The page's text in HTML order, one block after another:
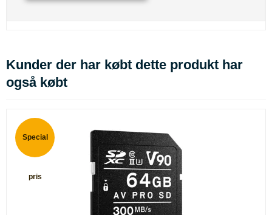
Kunder der har købt dette produkt har
også købt
Special
pris